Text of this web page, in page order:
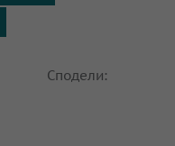
Сподели: